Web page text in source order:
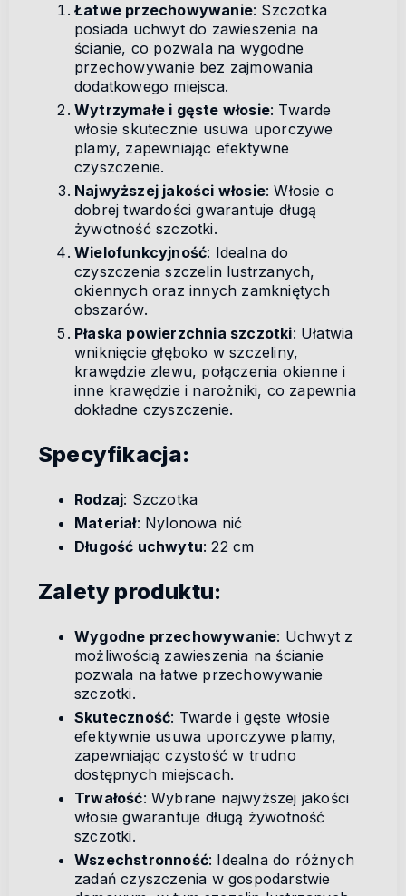
Łatwe przechowywanie: Szczotka
posiada uchwyt do zawieszenia na
ścianie, co pozwala na wygodne
przechowywanie bez zajmowania
dodatkowego miejsca.
Wytrzymałe i gęste włosie: Twarde
włosie skutecznie usuwa uporczywe
plamy, zapewniając efektywne
czyszczenie.
Najwyższej jakości włosie: Włosie o
dobrej twardości gwarantuje długą
żywotność szczotki.
Wielofunkcyjność: Idealna do
czyszczenia szczelin lustrzanych,
okiennych oraz innych zamkniętych
obszarów.
Płaska powierzchnia szczotki: Ułatwia
wniknięcie głęboko w szczeliny,
krawędzie zlewu, połączenia okienne i
inne krawędzie i narożniki, co zapewnia
dokładne czyszczenie.
Specyfikacja:
Rodzaj: Szczotka
Materiał: Nylonowa nić
Długość uchwytu: 22 cm
Zalety produktu:
Wygodne przechowywanie: Uchwyt z
możliwością zawieszenia na ścianie
pozwala na łatwe przechowywanie
szczotki.
Skuteczność: Twarde i gęste włosie
efektywnie usuwa uporczywe plamy,
zapewniając czystość w trudno
dostępnych miejscach.
Trwałość: Wybrane najwyższej jakości
włosie gwarantuje długą żywotność
szczotki.
Wszechstronność: Idealna do różnych
zadań czyszczenia w gospodarstwie